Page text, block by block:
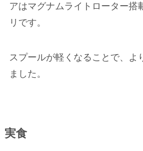
アはマグナムライトローター搭
リです。
スプールが軽くなることで、よ
ました。
実食